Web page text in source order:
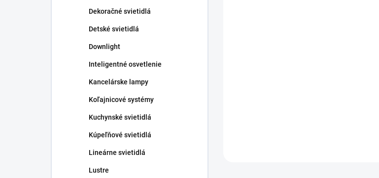
Dekoračné svietidlá
Detské svietidlá
Downlight
Inteligentné osvetlenie
Kancelárske lampy
Koľajnicové systémy
Kuchynské svietidlá
Kúpeľňové svietidlá
Lineárne svietidlá
Lustre